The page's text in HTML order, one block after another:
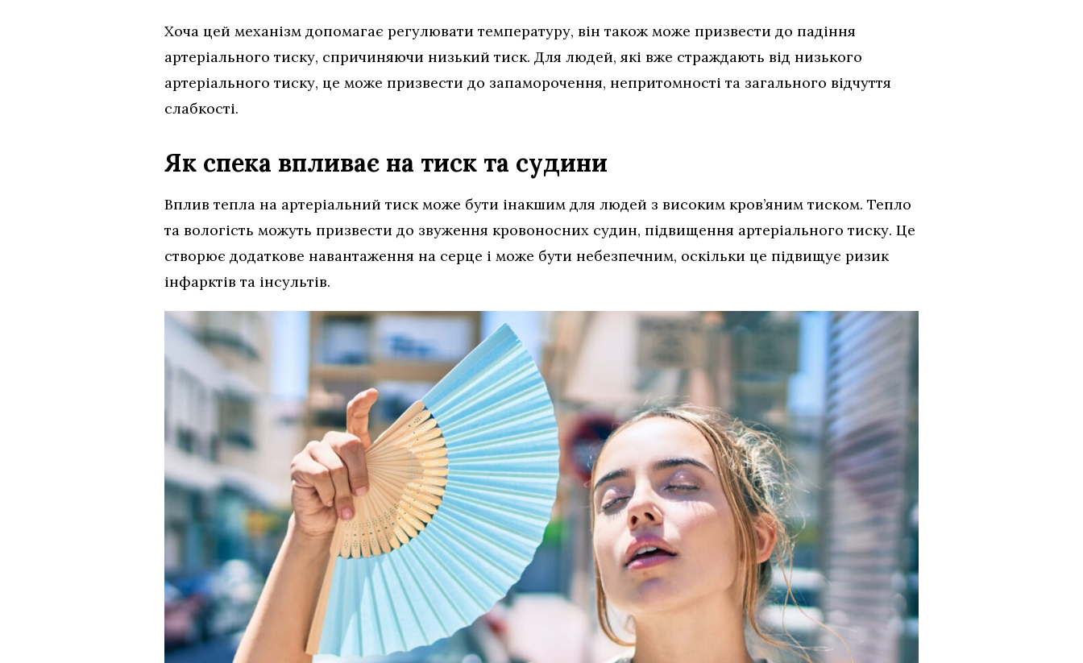
Хоча цей механізм допомагає регулювати температуру, він також може призвести до падіння
артеріального тиску, спричиняючи низький тиск. Для людей, які вже страждають від низького
артеріального тиску, це може призвести до запаморочення, непритомності та загального відчуття
слабкості.
Як спека впливає на тиск та судини
Вплив тепла на артеріальний тиск може бути інакшим для людей з високим кров’яним тиском. Тепло
та вологість можуть призвести до звуження кровоносних судин, підвищення артеріального тиску. Це
створює додаткове навантаження на серце і може бути небезпечним, оскільки це підвищує ризик
інфарктів та інсультів.